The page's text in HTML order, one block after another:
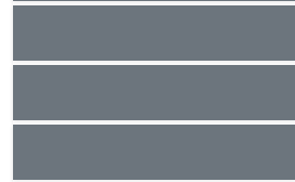
بخشی از اجزاء تشکیل دهنده آن
تعمیرپذیر می­باشد.